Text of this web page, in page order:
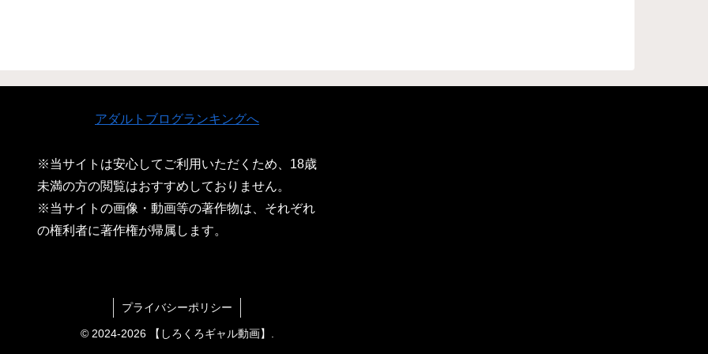
アダルトブログランキングへ
※当サイトは安心してご利用いただくため、18歳
未満の方の閲覧はおすすめしておりません。
※当サイトの画像・動画等の著作物は、それぞれ
の権利者に著作権が帰属します。
プライバシーポリシー
© 2024-2026 【しろくろギャル動画】.